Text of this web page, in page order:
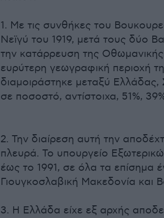
1. Με τις συνθήκες του
Νεϊγύ του 1919, μετά τους δύο
την κατάρρευση της
ευρύτερη γεωγραφική περιοχή
διαμοιράστηκε μεταξύ Ελλάδας,
σε ποσοστό, αντίστοιχα, 51%,
2. Την διαίρεση αυτή την
πλευρά. Το υπουργείο
έως το 1991, σε όλα τα επίσημα
Γιουγκοσλαβική Μακεδονία και
3. Η Ελλάδα είχε εξ αρχής